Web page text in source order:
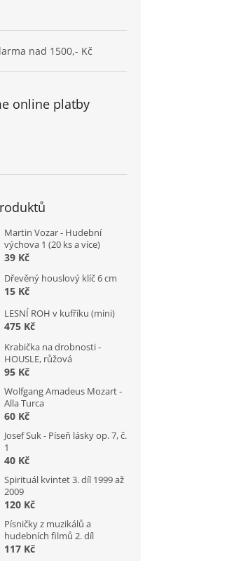
nad 1500,- Kč
online platby
Martin Vozar - Hudební
výchova 1 (20 ks a více)
39 Kč
Dřevěný houslový klíč 6 cm
15 Kč
LESNÍ ROH v kufříku (mini)
475 Kč
Krabička na drobnosti -
HOUSLE, růžová
95 Kč
Wolfgang Amadeus Mozart -
Alla Turca
60 Kč
Josef Suk - Píseň lásky op. 7, č.
1
40 Kč
Spirituál kvintet 3. díl 1999 až
2009
120 Kč
Písničky z muzikálů a
hudebních filmů 2. díl
117 Kč